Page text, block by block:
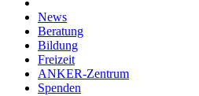
News
Beratung
Bildung
Freizeit
ANKER-Zentrum
Spenden